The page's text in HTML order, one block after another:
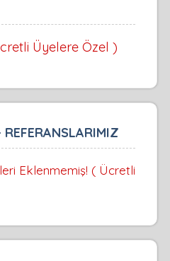
Üyelere Özel )
Eklenmemiş! ( Ücretli